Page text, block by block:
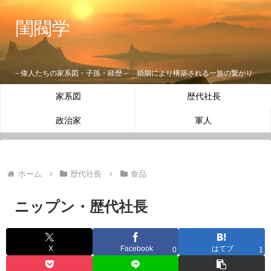
閨閥学
－偉人たちの家系図・子孫・経歴－ 婚姻により構築される一族の繋がり
家系図 歴代社長
政治家 軍人
ホーム 歴代社長 食品
ニップン・歴代社長
X Facebook 0 はてブ 1